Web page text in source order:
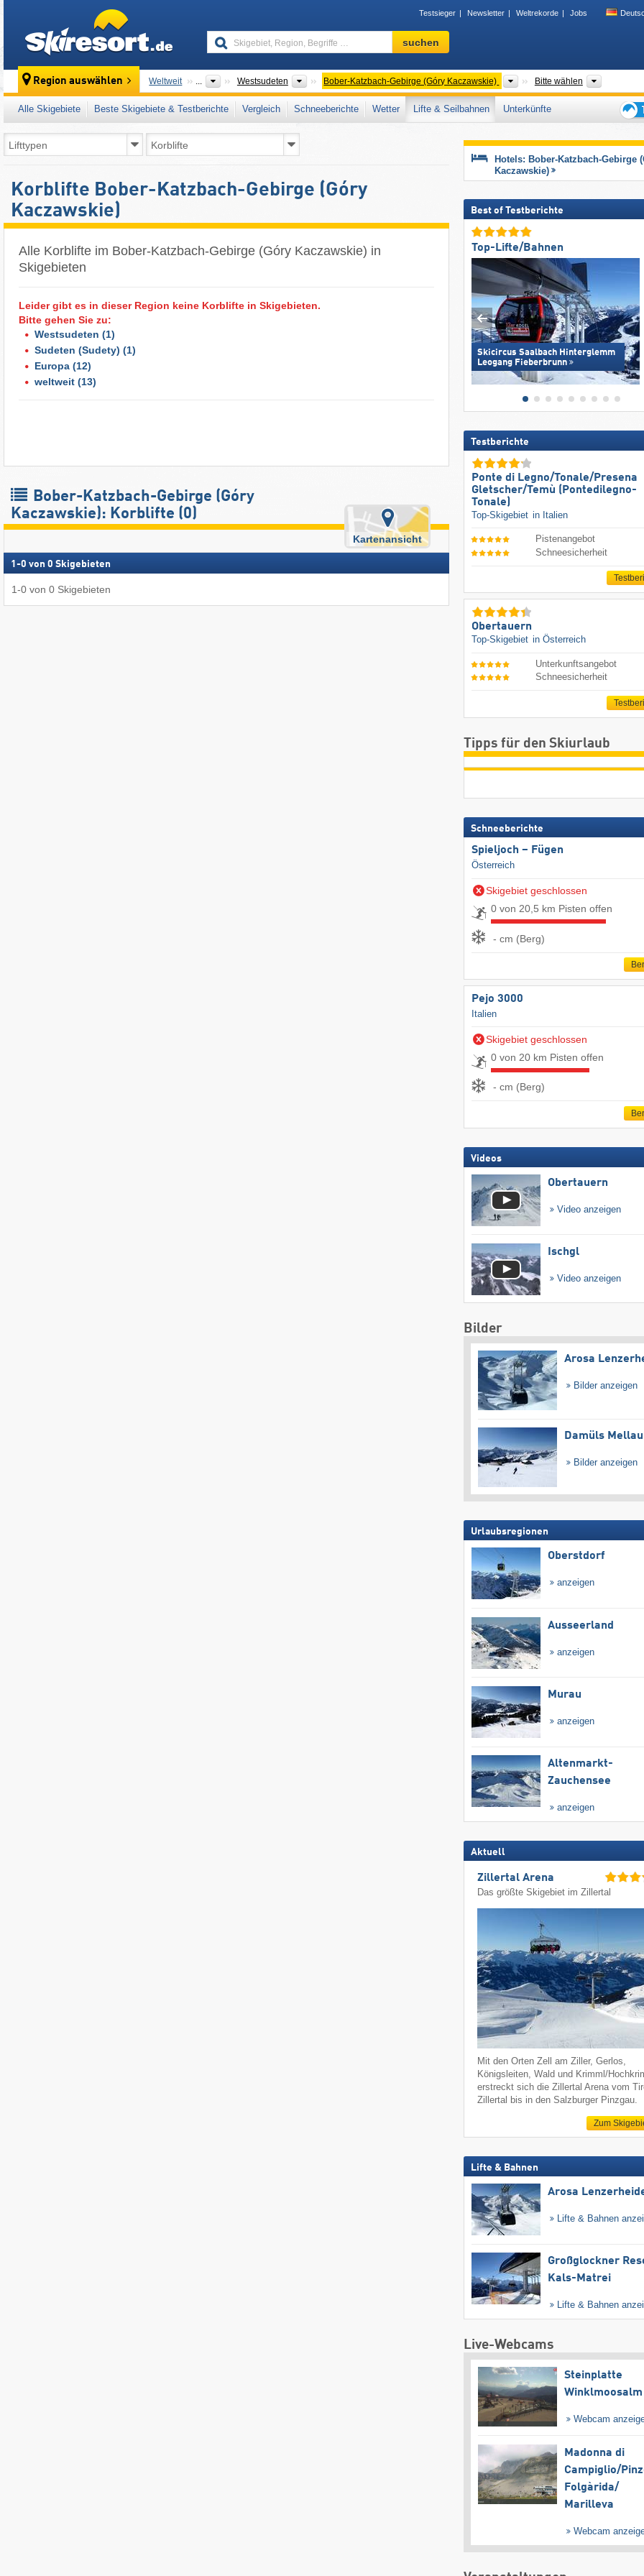
Testsieger Newsletter Weltrekorde Jobs
Skigebiet,
Region,
…
suchen
Region auswählen Weltweit ... Westsudeten Übergeordnete Gebirge
Bober-Katzbach-Gebirge (Góry Kaczawskie) Gebirgszüge
Bitte wählen
Alle Skigebiete Beste Skigebiete & Testberichte Vergleich Schneeberichte Wetter Lifte & Seilbahnen
Unterkünfte
für
den
Korblifte Bober-Katzbach-Gebirge (Góry
Kaczawskie)
Alle Korblifte im Bober-Katzbach-Gebirge (Góry Kaczawskie) in
Skigebieten
Leider gibt es in dieser Region keine Korblifte in Skigebieten.
Bitte gehen Sie zu:
Westsudeten (1)
Sudeten (Sudety) (1)
Europa (12)
weltweit (13)
Bober-Katzbach-Gebirge (Góry
Kaczawskie): Korblifte (0)
Kartenansicht
1 -0 von 0 Skigebieten
1-0 von 0 Skigebieten
Hotels: Bober-Katzbach-Gebirge
Kaczawskie)
Best of Testberichte
Top-Lifte/Bahnen
Skicircus Saalbach Hinterglemm
Leogang Fieberbrunn
Testberichte
Ponte di Legno/​Tonale/​Presena
Gletscher/​Temù (Pontedilegno-
Tonale)
Top-Skigebiet in Italien
Pistenangebot
Schneesicherheit
Obertauern
Top-Skigebiet in Österreich
Unterkunftsangebot
Schneesicherheit
Tipps für den Skiurlaub
Schneeberichte
Spieljoch – Fügen
Österreich
Skigebiet geschlossen
0 von 20,5 km Pisten offen
- cm (Berg)
Pejo 3000
Italien
Skigebiet geschlossen
0 von 20 km Pisten offen
- cm (Berg)
Videos
Obertauern
Video anzeigen
Ischgl
Video anzeigen
Bilder
Arosa
Bilder anzeigen
Damüls Mellau
Bilder anzeigen
Urlaubsregionen
Oberstdorf
anzeigen
Ausseerland
anzeigen
Murau
anzeigen
Altenmarkt-
Zauchensee
anzeigen
Aktuell
Zillertal Arena
Das größte Skigebiet im Zillertal
Mit den Orten Zell am Ziller, Gerlos,
Königsleiten, Wald und Krimml/
erstreckt sich die Zillertal Arena vom
Zillertal bis in den Salzburger Pinzgau.
Zum
Lifte & Bahnen
Arosa
Lifte & Bahnen
Großglockner
Kals-Matrei
Lifte & Bahnen
Live-Webcams
Steinplatte
Winklmoosalm
Webcam
Madonna di
Campiglio/​
Folgàrida/​
Marilleva
Webcam